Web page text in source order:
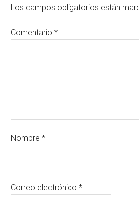
Los campos obligatorios están
Comentario*
Nombre*
Correo electrónico*